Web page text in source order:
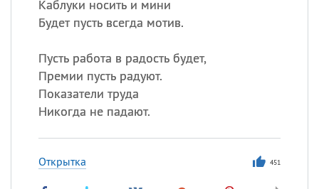
Каблуки носить и мини
Будет пусть всегда мотив.
Пусть работа в радость будет,
Премии пусть радуют.
Показатели труда
Никогда не падают.
Открытка 451